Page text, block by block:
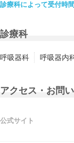
診療科によって受付時
診療科
呼吸器科 呼吸器内
アクセス・お問
公式サイト